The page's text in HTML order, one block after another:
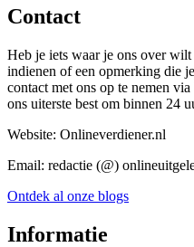
Contact
Heb je iets waar je ons over
indienen of een opmerking die
contact met ons op te nemen
ons uiterste best om binnen 24
Website: Onlineverdiener.nl
Email: redactie (@)
Ontdek al onze blogs
Informatie